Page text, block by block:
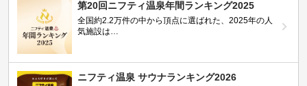
第20回ニフティ温泉年間ランキング2025
全国約2.2万件の中から頂点に選ばれた、2025年の人
気施設は…
ニフティ温泉 サウナランキング2026